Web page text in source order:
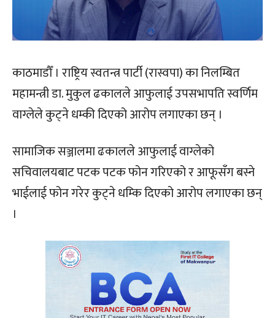
काठमाडौँ । राष्ट्रिय स्वतन्त्र पार्टी (रास्वपा) का निलम्बित
महामन्त्री डा. मुकुल ढकालले आफुलाई उपसभापति स्वर्णिम
वाग्लेले कुट्ने धम्की दिएको आरोप लगाएका छन् ।
सामाजिक सञ्जालमा ढकालले आफुलाई वाग्लेको
सचिवालयबाट पटक पटक फोन गरिएको र आफूसँग बस्ने
भाईलाई फोन गरेर कुट्ने धम्कि दिएको आरोप लगाएका छन्
।